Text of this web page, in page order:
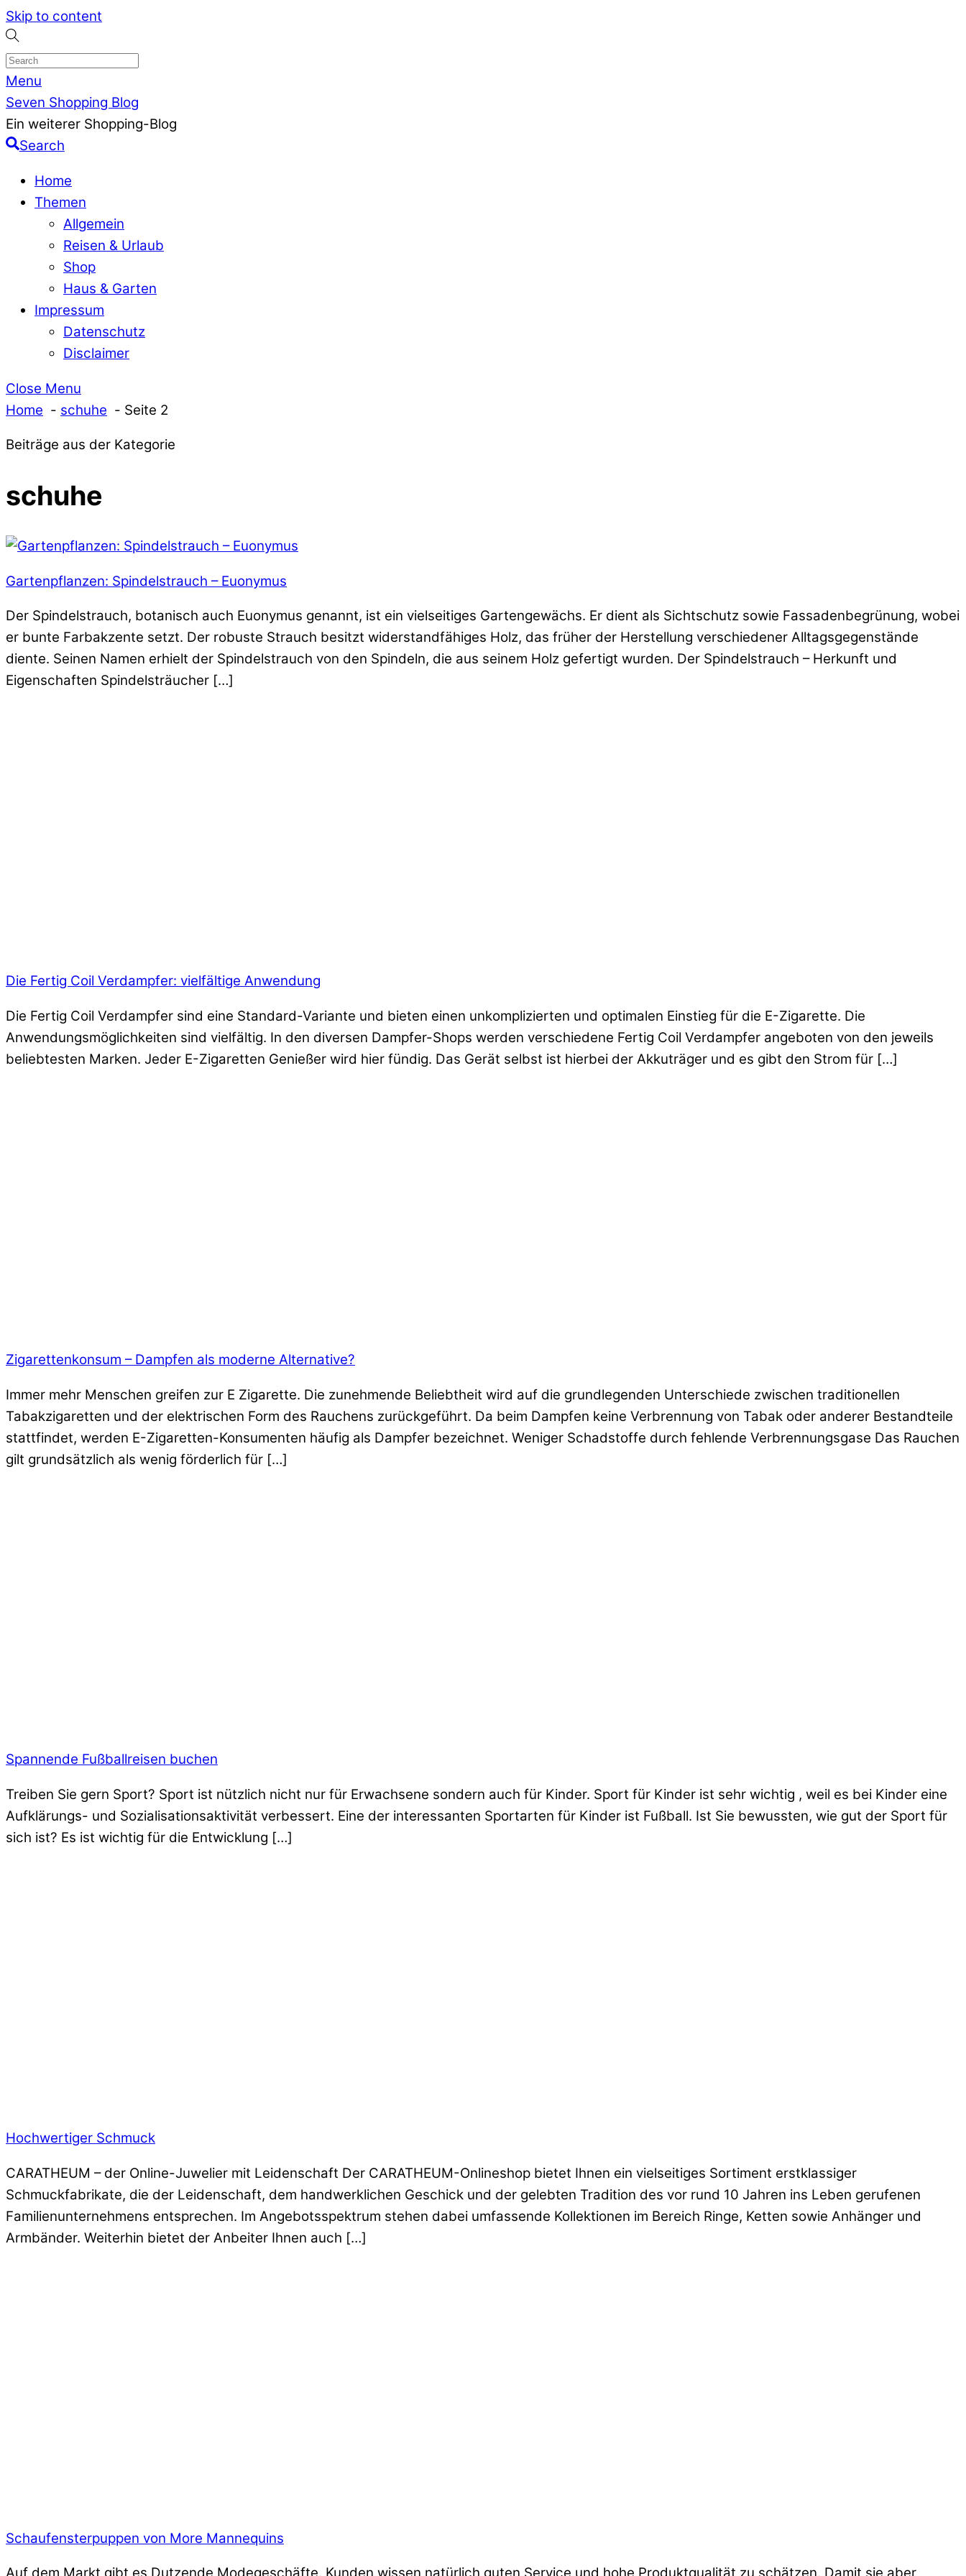
Skip to content
Menu
Seven Shopping Blog
Ein weiterer Shopping-Blog
Search
Home
Themen
Allgemein
Reisen & Urlaub
Shop
Haus & Garten
Impressum
Datenschutz
Disclaimer
Close Menu
Home
schuhe Seite 2
Beiträge aus der Kategorie
schuhe
Gartenpflanzen: Spindelstrauch – Euonymus
Der Spindelstrauch, botanisch auch Euonymus genannt, ist ein vielseitiges Gartengewächs. Er dient als Sichtschutz sowie Fassadenbegrünung, wobei
er bunte Farbakzente setzt. Der robuste Strauch besitzt widerstandfähiges Holz, das früher der Herstellung verschiedener Alltagsgegenstände
diente. Seinen Namen erhielt der Spindelstrauch von den Spindeln, die aus seinem Holz gefertigt wurden. Der Spindelstrauch – Herkunft und
Eigenschaften Spindelsträucher […]
Die Fertig Coil Verdampfer: vielfältige Anwendung
Die Fertig Coil Verdampfer sind eine Standard-Variante und bieten einen unkomplizierten und optimalen Einstieg für die E-Zigarette. Die
Anwendungsmöglichkeiten sind vielfältig. In den diversen Dampfer-Shops werden verschiedene Fertig Coil Verdampfer angeboten von den jeweils
beliebtesten Marken. Jeder E-Zigaretten Genießer wird hier fündig. Das Gerät selbst ist hierbei der Akkuträger und es gibt den Strom für […]
Zigarettenkonsum – Dampfen als moderne Alternative?
Immer mehr Menschen greifen zur E Zigarette. Die zunehmende Beliebtheit wird auf die grundlegenden Unterschiede zwischen traditionellen
Tabakzigaretten und der elektrischen Form des Rauchens zurückgeführt. Da beim Dampfen keine Verbrennung von Tabak oder anderer Bestandteile
stattfindet, werden E-Zigaretten-Konsumenten häufig als Dampfer bezeichnet. Weniger Schadstoffe durch fehlende Verbrennungsgase Das Rauchen
gilt grundsätzlich als wenig förderlich für […]
Spannende Fußballreisen buchen
Treiben Sie gern Sport? Sport ist nützlich nicht nur für Erwachsene sondern auch für Kinder. Sport für Kinder ist sehr wichtig , weil es bei Kinder eine
Aufklärungs- und Sozialisationsaktivität verbessert. Eine der interessanten Sportarten für Kinder ist Fußball. Ist Sie bewussten, wie gut der Sport für
sich ist? Es ist wichtig für die Entwicklung […]
Hochwertiger Schmuck
CARATHEUM – der Online-Juwelier mit Leidenschaft Der CARATHEUM-Onlineshop bietet Ihnen ein vielseitiges Sortiment erstklassiger
Schmuckfabrikate, die der Leidenschaft, dem handwerklichen Geschick und der gelebten Tradition des vor rund 10 Jahren ins Leben gerufenen
Familienunternehmens entsprechen. Im Angebotsspektrum stehen dabei umfassende Kollektionen im Bereich Ringe, Ketten sowie Anhänger und
Armbänder. Weiterhin bietet der Anbeiter Ihnen auch […]
Schaufensterpuppen von More Mannequins